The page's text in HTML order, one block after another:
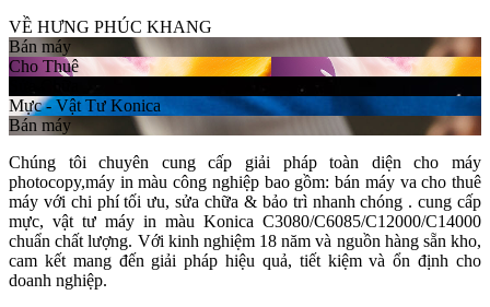
VỀ HƯNG PHÚC KHANG
Bán máy
Cho Thuê
Mực - Vật Tư Konica
Bán máy
Chúng tôi chuyên cung cấp giải pháp toàn diện cho máy
photocopy,máy in màu công nghiệp bao gồm: bán máy va cho thuê
máy với chi phí tối ưu, sửa chữa & bảo trì nhanh chóng . cung cấp
mực, vật tư máy in màu Konica C3080/C6085/C12000/C14000
chuẩn chất lượng. Với kinh nghiệm 18 năm và nguồn hàng sẵn kho,
cam kết mang đến giải pháp hiệu quả, tiết kiệm và ổn định cho
doanh nghiệp.